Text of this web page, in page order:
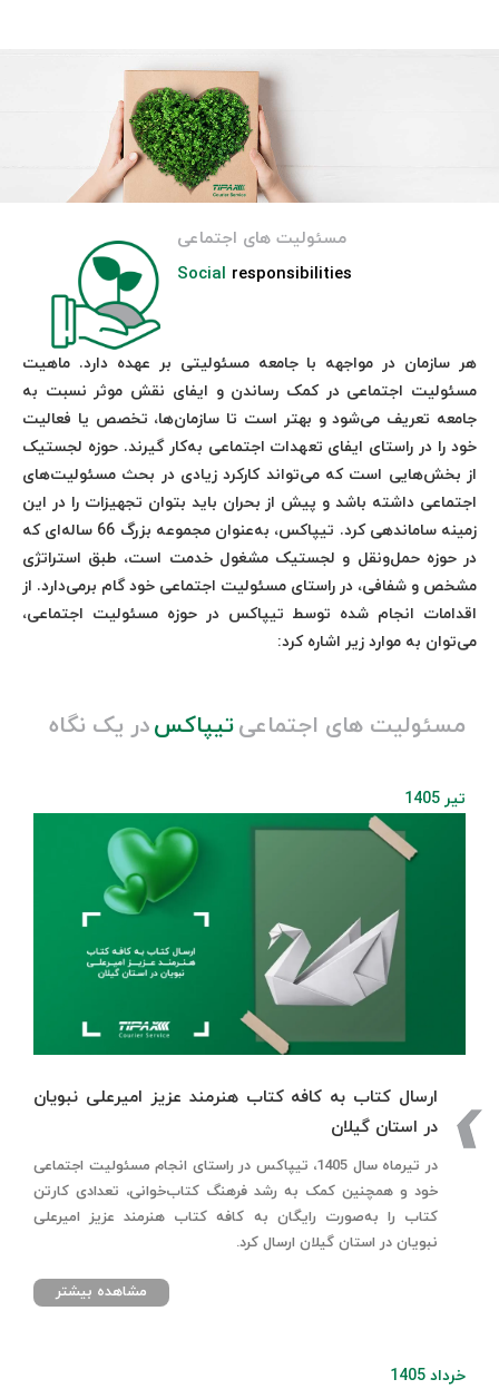
مسئولیت های اجتماعی
Social responsibilities
هر سازمان در مواجهه با جامعه مسئولیتی بر عهده دارد. ماهیت
مسئولیت اجتماعی در کمک ‌رساندن و ایفای نقش موثر نسبت به
جامعه تعریف می‌شود و بهتر است تا سازمان‌ها، تخصص یا فعالیت
خود را در راستای ایفای تعهدات اجتماعی به‌کار گیرند. حوزه لجستیک
از بخش‌هایی است که می‌تواند کارکرد زیادی در بحث مسئولیت‌های
اجتماعی داشته باشد و پیش از بحران باید بتوان تجهیزات را در این
زمینه ساماندهی کرد. تیپاکس، به‌عنوان مجموعه بزرگ 66 ساله‌ای که
در حوزه حمل‌ونقل و لجستیک مشغول خدمت است، طبق استراتژی
مشخص و شفافی، در راستای مسئولیت اجتماعی خود گام برمی‌دارد. از
اقدامات انجام شده توسط تیپاکس در حوزه مسئولیت اجتماعی،
می‌توان به موارد زیر اشاره کرد:
مسئولیت های اجتماعیتیپاکسدر یک نگاه
تیر 1405
ارسال کتاب به کافه کتاب هنرمند عزیز امیرعلی نبویان
در استان گیلان
در تیرماه سال 1405، تیپاکس در راستای انجام مسئولیت اجتماعی
خود و همچنین کمک به رشد فرهنگ کتاب‌خوانی، تعدادی کارتن
کتاب را به‌صورت رایگان به کافه کتاب هنرمند عزیز امیرعلی
نبویان در استان گیلان ارسال کرد.
مشاهده بیشتر
خرداد 1405